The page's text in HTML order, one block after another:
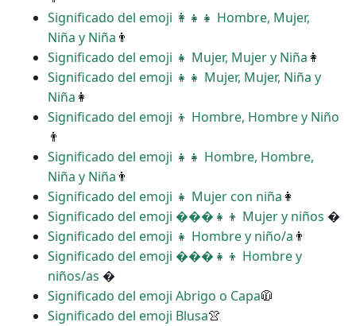
Significado del emoji ‍👩‍👧‍👧 Hombre, Mujer,
Niña y Niña 👨
Significado del emoji ‍‍👧 Mujer, Mujer y Niña 👩
Significado del emoji ‍‍👧‍👧 Mujer, Mujer, Niña y
Niña 👩
Significado del emoji ‍‍👦 Hombre, Hombre y Niño
👨
Significado del emoji ‍‍👧‍👧 Hombre, Hombre,
Niña y Niña 👨
Significado del emoji ‍👧 Mujer con niña 👩
Significado del emoji ���‍👧‍👦 Mujer y niños �
Significado del emoji ‍👧 Hombre y niño/a 👨
Significado del emoji ���‍👧‍👦 Hombre y
niños/as �
Significado del emoji Abrigo o Capa🧥
Significado del emoji Blusa👚